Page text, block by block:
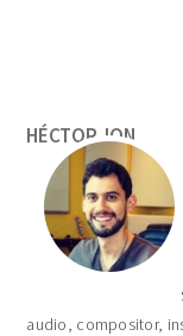
HÉCTOR JON
audio, compositor,